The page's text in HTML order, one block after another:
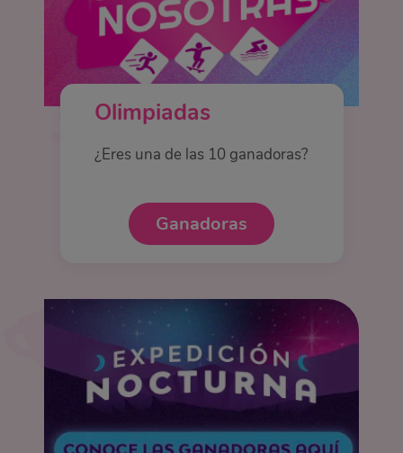
Olimpiadas
¿Eres una de las 10 ganadoras?
Ganadoras